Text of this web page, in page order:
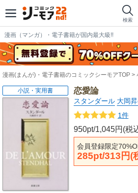
検索
漫画（マンガ）・電子書籍が国内最大級!!
漫画(まんが)・電子書籍のコミックシーモアTOP
恋愛論
スタンダール 大岡
1件
950pt/1,045円(税
会員登録限定
285pt/313円(
小説・実用書